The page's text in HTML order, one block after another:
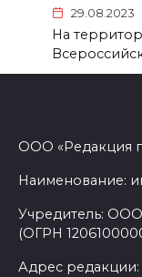
29.08.2023
На
ООО «Редакция
Наименование:
Учредитель: ООО
(ОГРН
Адрес редакции: